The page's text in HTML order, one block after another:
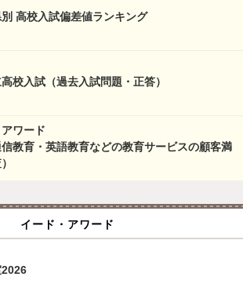
高校入試偏差値ランキング
校入試（過去入試問題・正答）
ワード
信教育・英語教育などの教育サービスの顧客満
イード・アワード